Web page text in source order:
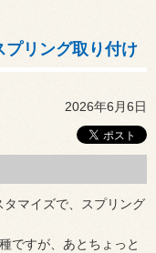
リング取り付け
2026年6月6日
マイズで、スプリング
ですが、あとちょっと